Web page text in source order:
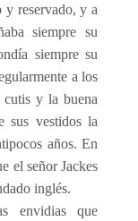
y reservado, y a
siempre su
siempre su
a los
cutis y la buena
sus vestidos la
años. En
el señor Jackes
inglés.
envidias que